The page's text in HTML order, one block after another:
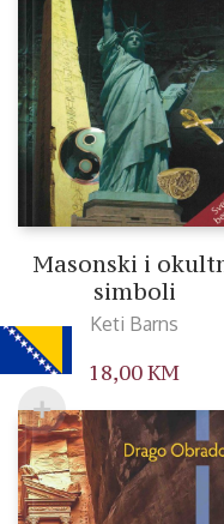
Masonski i
simboli
Keti Barns
18,00KM